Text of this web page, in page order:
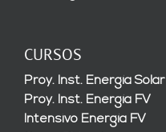
CURSOS
Proy. Inst. Energía Solar
Proy. Inst. Energía FV
Intensivo Energía FV